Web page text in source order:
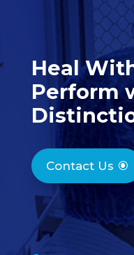
Heal
Perform
Contact Us